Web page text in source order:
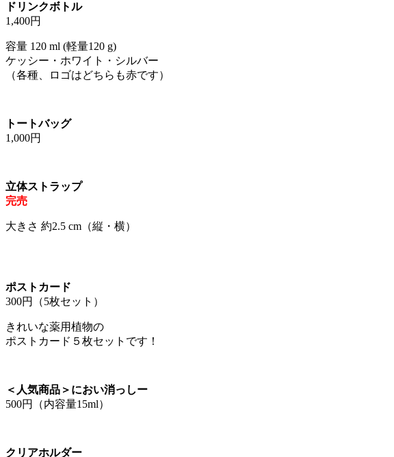
ドリンクボトル
1,400円
容量 120 ml (軽量120 g)
ケッシー・ホワイト・シルバー
（各種、ロゴはどちらも赤です）
トートバッグ
1,000円
立体ストラップ
完売
大きさ 約2.5 cm（縦・横）
ポストカード
300円（5枚セット）
きれいな薬用植物の
ポストカード５枚セットです！
＜人気商品＞におい消っしー
500円（内容量15ml）
クリアホルダー